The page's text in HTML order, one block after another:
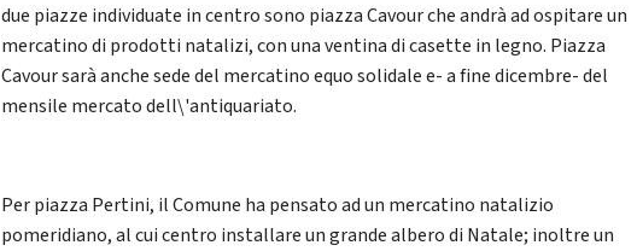
due piazze individuate in centro sono piazza Cavour che andrà ad ospitare un
mercatino di prodotti natalizi, con una ventina di casette in legno. Piazza
Cavour sarà anche sede del mercatino equo solidale e- a fine dicembre- del
mensile mercato dell\'antiquariato.
Per piazza Pertini, il Comune ha pensato ad un mercatino natalizio
pomeridiano, al cui centro installare un grande albero di Natale; inoltre un